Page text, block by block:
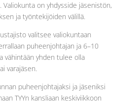
Valiokunta on yhdysside jäsenistön,
ja työntekijöiden välillä.
valitsee valiokuntaan
puheenjohtajan ja 6–10
vähintään yhden tulee olla
varajäsen.
puheenjohtajaksi ja jäseniksi
TYYn kansliaan keskiviikkoon